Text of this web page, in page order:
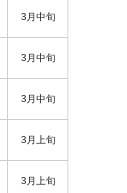
3月中旬
3月中旬
3月中旬
3月上旬
3月上旬